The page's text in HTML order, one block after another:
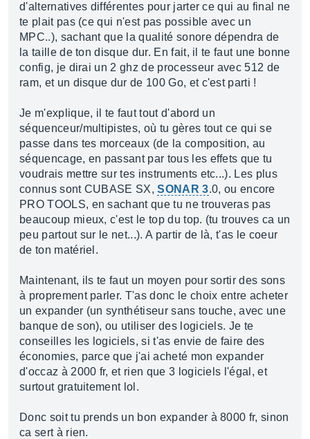
d'alternatives différentes pour jarter ce qui au final ne
te plait pas (ce qui n'est pas possible avec un
MPC..), sachant que la qualité sonore dépendra de
la taille de ton disque dur. En fait, il te faut une bonne
config, je dirai un 2 ghz de processeur avec 512 de
ram, et un disque dur de 100 Go, et c'est parti !
Je m'explique, il te faut tout d'abord un
séquenceur/multipistes, où tu gères tout ce qui se
passe dans tes morceaux (de la composition, au
séquencage, en passant par tous les effets que tu
voudrais mettre sur tes instruments etc...). Les plus
connus sont CUBASE SX,SONAR 3.0, ou encore
PRO TOOLS, en sachant que tu ne trouveras pas
beaucoup mieux, c'est le top du top. (tu trouves ca un
peu partout sur le net...). A partir de là, t'as le coeur
de ton matériel.
Maintenant, ils te faut un moyen pour sortir des sons
à proprement parler. T'as donc le choix entre acheter
un expander (un synthétiseur sans touche, avec une
banque de son), ou utiliser des logiciels. Je te
conseilles les logiciels, si t'as envie de faire des
économies, parce que j'ai acheté mon expander
d'occaz à 2000 fr, et rien que 3 logiciels l'égal, et
surtout gratuitement lol.
Donc soit tu prends un bon expander à 8000 fr, sinon
ca sert à rien.